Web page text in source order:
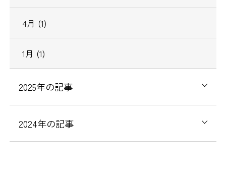
4月 (1)
1月 (1)
2025年の記事
2024年の記事